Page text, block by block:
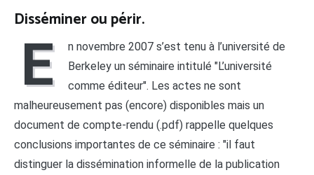
Disséminer ou périr.
E
n novembre 2007 s’est tenu à l’université de
Berkeley un séminaire intitulé "L’université
comme éditeur". Les actes ne sont
malheureusement pas (encore) disponibles mais un
document de compte-rendu (.pdf) rappelle quelques
conclusions importantes de ce séminaire : "il faut
distinguer la dissémination informelle de la publication